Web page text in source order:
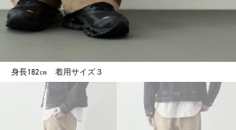
身長182㎝ 着用サイズ３